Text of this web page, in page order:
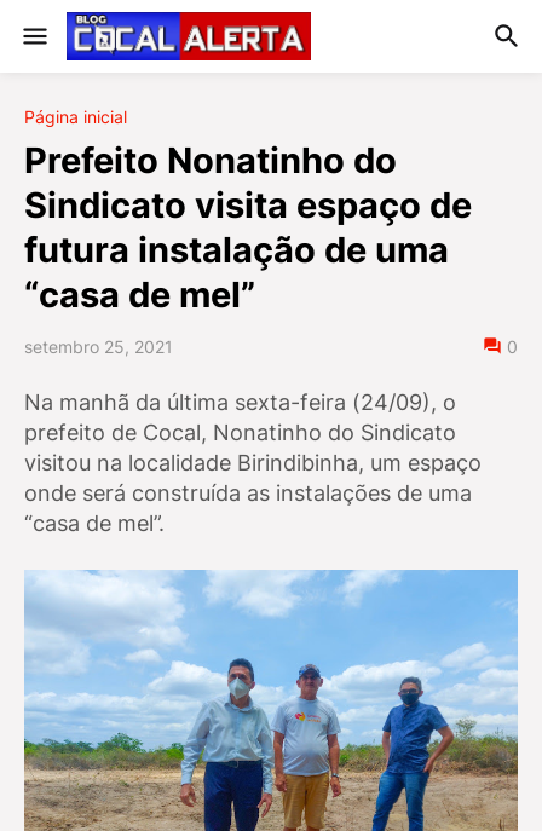
Página inicial
Prefeito Nonatinho do
Sindicato visita espaço de
futura instalação de uma
“casa de mel”
setembro 25, 2021 0
Na manhã da última sexta-feira (24/09), o
prefeito de Cocal, Nonatinho do Sindicato
visitou na localidade Birindibinha, um espaço
onde será construída as instalações de uma
“casa de mel”.